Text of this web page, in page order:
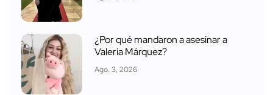
¿Por qué mandaron a asesinar a
Valeria Márquez?
Ago. 3, 2026